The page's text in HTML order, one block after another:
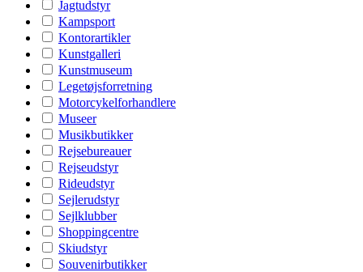
Jagtudstyr
Kampsport
Kontorartikler
Kunstgalleri
Kunstmuseum
Legetøjsforretning
Motorcykelforhandlere
Museer
Musikbutikker
Rejsebureauer
Rejseudstyr
Rideudstyr
Sejlerudstyr
Sejlklubber
Shoppingcentre
Skiudstyr
Souvenirbutikker